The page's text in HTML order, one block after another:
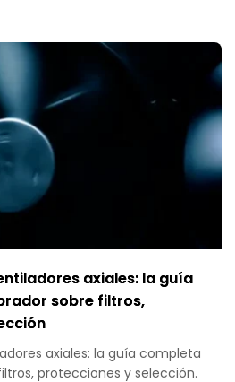
axiales: la guía
sobre filtros,
axiales: la guía completa
protecciones y selección.